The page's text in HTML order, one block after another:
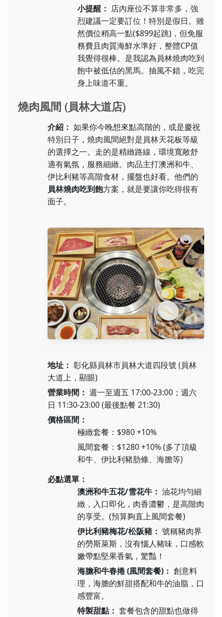
小提醒： 店內座位不算非常多，強
烈建議一定要訂位！特別是假日。雖
然價位稍高一點($899起跳)，但免服
務費且肉質海鮮水準好，整體CP值
我覺得很棒。是我認為員林燒肉吃到
飽中被低估的黑馬。抽風不錯，吃完
身上味道不重。
燒肉風間 (員林大道店)
介紹： 如果你今晚想來點高階的，或是慶祝
特別日子，燒肉風間絕對是員林天花板等級
的選擇之一。走的是精緻路線，環境寬敞舒
適有氣氛，服務細緻。肉品主打澳洲和牛、
伊比利豬等高階食材，擺盤也好看。他們的
員林燒肉吃到飽方案，就是要讓你吃得很有
面子。
地址： 彰化縣員林市員林大道四段號 (員林
大道上，顯眼)
營業時間： 週一至週五 17:00-23:00；週六
日 11:30-23:00 (最後點餐 21:30)
價格區間：
極緻套餐：$980 +10%
風間套餐：$1280 +10% (多了頂級
和牛、伊比利豬肋條、海膽等)
必點選單：
澳洲和牛五花/雪花牛： 油花均勻細
緻，入口即化，肉香濃鬱，是高階肉
的享受。(預算夠直上風間套餐)
伊比利豬梅花/松阪豬： 號稱豬肉界
的勞斯萊斯，沒有惱人豬味，口感軟
嫩帶點堅果香氣，驚豔！
海膽和牛春捲 (風間套餐)： 創意料
理，海膽的鮮甜搭配和牛的油脂，口
感豐富。
特製甜點： 套餐包含的甜點也做得